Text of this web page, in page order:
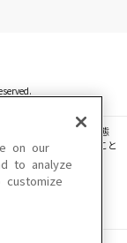
・音声等を、手段や形態
ファイル化などすること
があります。
ります。
on our
to analyze